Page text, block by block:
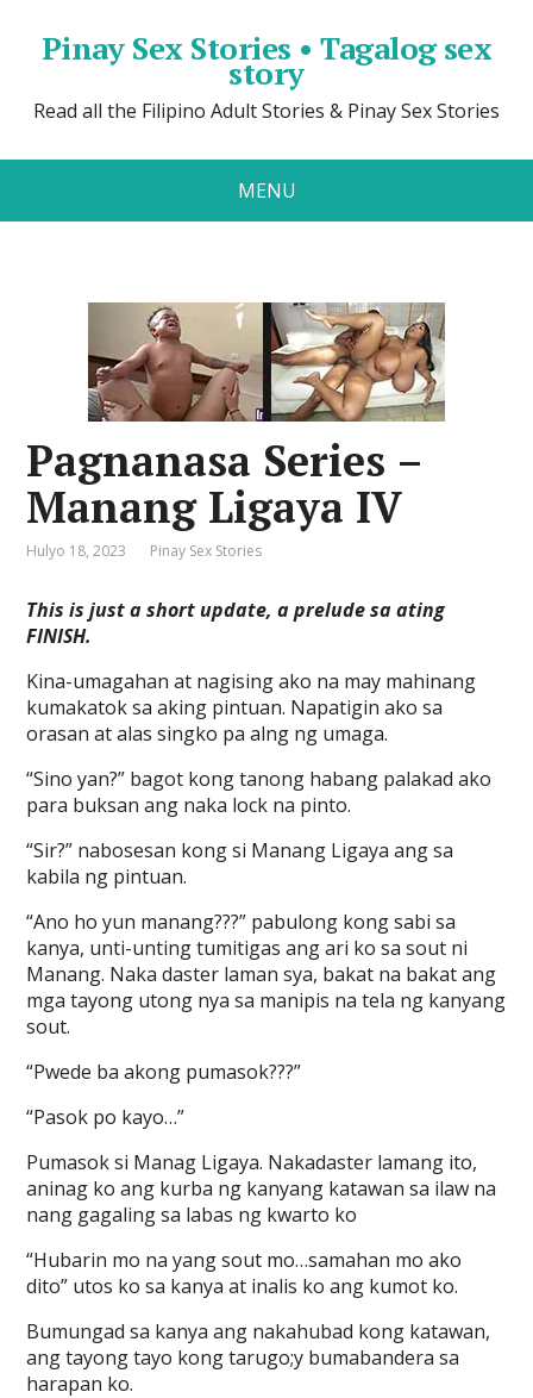
Pinay Sex Stories • Tagalog sex
story
Read all the Filipino Adult Stories & Pinay Sex Stories
MENU
Pagnanasa Series –
Manang Ligaya IV
Hulyo 18, 2023 Pinay Sex Stories
This is just a short update, a prelude sa ating
FINISH.
Kina-umagahan at nagising ako na may mahinang
kumakatok sa aking pintuan. Napatigin ako sa
orasan at alas singko pa alng ng umaga.
“Sino yan?” bagot kong tanong habang palakad ako
para buksan ang naka lock na pinto.
“Sir?” nabosesan kong si Manang Ligaya ang sa
kabila ng pintuan.
“Ano ho yun manang???” pabulong kong sabi sa
kanya, unti-unting tumitigas ang ari ko sa sout ni
Manang. Naka daster laman sya, bakat na bakat ang
mga tayong utong nya sa manipis na tela ng kanyang
sout.
“Pwede ba akong pumasok???”
“Pasok po kayo…”
Pumasok si Manag Ligaya. Nakadaster lamang ito,
aninag ko ang kurba ng kanyang katawan sa ilaw na
nang gagaling sa labas ng kwarto ko
“Hubarin mo na yang sout mo…samahan mo ako
dito” utos ko sa kanya at inalis ko ang kumot ko.
Bumungad sa kanya ang nakahubad kong katawan,
ang tayong tayo kong tarugo;y bumabandera sa
harapan ko.